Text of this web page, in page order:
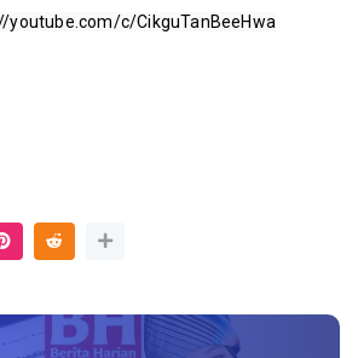
youtube.com/c/CikguTanBeeHwa